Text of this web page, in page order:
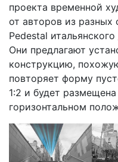
проекта временной
от авторов из разных
Pedestal
Они предлагают
конструкцию,
повторяет форму
1:2 и будет
горизонтальном